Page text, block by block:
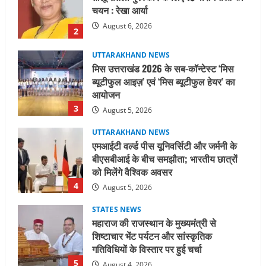
3
ब्यूटीफुल आइज़’ एवं ‘मिस ब्यूटीफुल हेयर’ का
आयोजन
August 5, 2026
4
UTTARAKHAND NEWS
एमआईटी वर्ल्ड पीस यूनिवर्सिटी और जर्मनी के
बीएसबीआई के बीच समझौता; भारतीय छात्रों
को मिलेंगे वैश्विक अवसर
August 5, 2026
5
STATES NEWS
महाराज की राजस्थान के मुख्यमंत्री से
शिष्टाचार भेंट पर्यटन और सांस्कृतिक
गतिविधियों के विस्तार पर हुई चर्चा
August 4, 2026
1
UTTARAKHAND NEWS
जिलाधिकारी/जिला निर्वाचन अधिकारी ने
सहसपुर विधानसभा क्षेत्र के पोलिंग बूथों का
निरीक्षण कर एसआईआर आपत्ति निस्तारण
शिविर की व्यवस्थाओं का लिया जायजा